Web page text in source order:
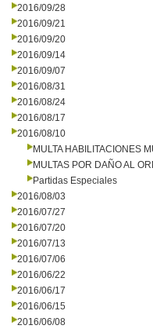
2016/09/28
2016/09/21
2016/09/20
2016/09/14
2016/09/07
2016/08/31
2016/08/24
2016/08/17
2016/08/10
MULTA HABILITACIONES
MULTAS POR DAÑO AL
Partidas Especiales
2016/08/03
2016/07/27
2016/07/20
2016/07/13
2016/07/06
2016/06/22
2016/06/17
2016/06/15
2016/06/08